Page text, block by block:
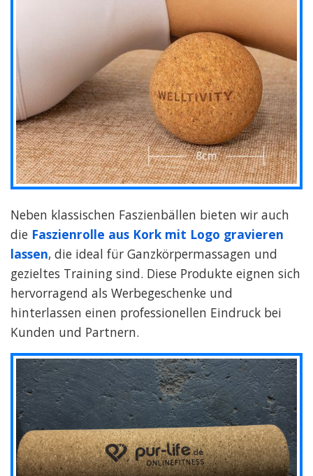
Neben klassischen Faszienbällen bieten wir auch
die Faszienrolle aus Kork mit Logo gravieren
lassen, die ideal für Ganzkörpermassagen und
gezieltes Training sind. Diese Produkte eignen sich
hervorragend als Werbegeschenke und
hinterlassen einen professionellen Eindruck bei
Kunden und Partnern.